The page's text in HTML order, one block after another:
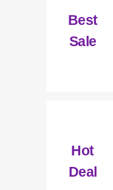
Best
Sale
Hot
Deal